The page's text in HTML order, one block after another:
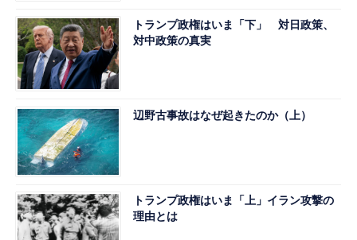
トランプ政権はいま「下」 対日政策、
対中政策の真実
辺野古事故はなぜ起きたのか（上）
トランプ政権はいま「上」イラン攻撃の
理由とは